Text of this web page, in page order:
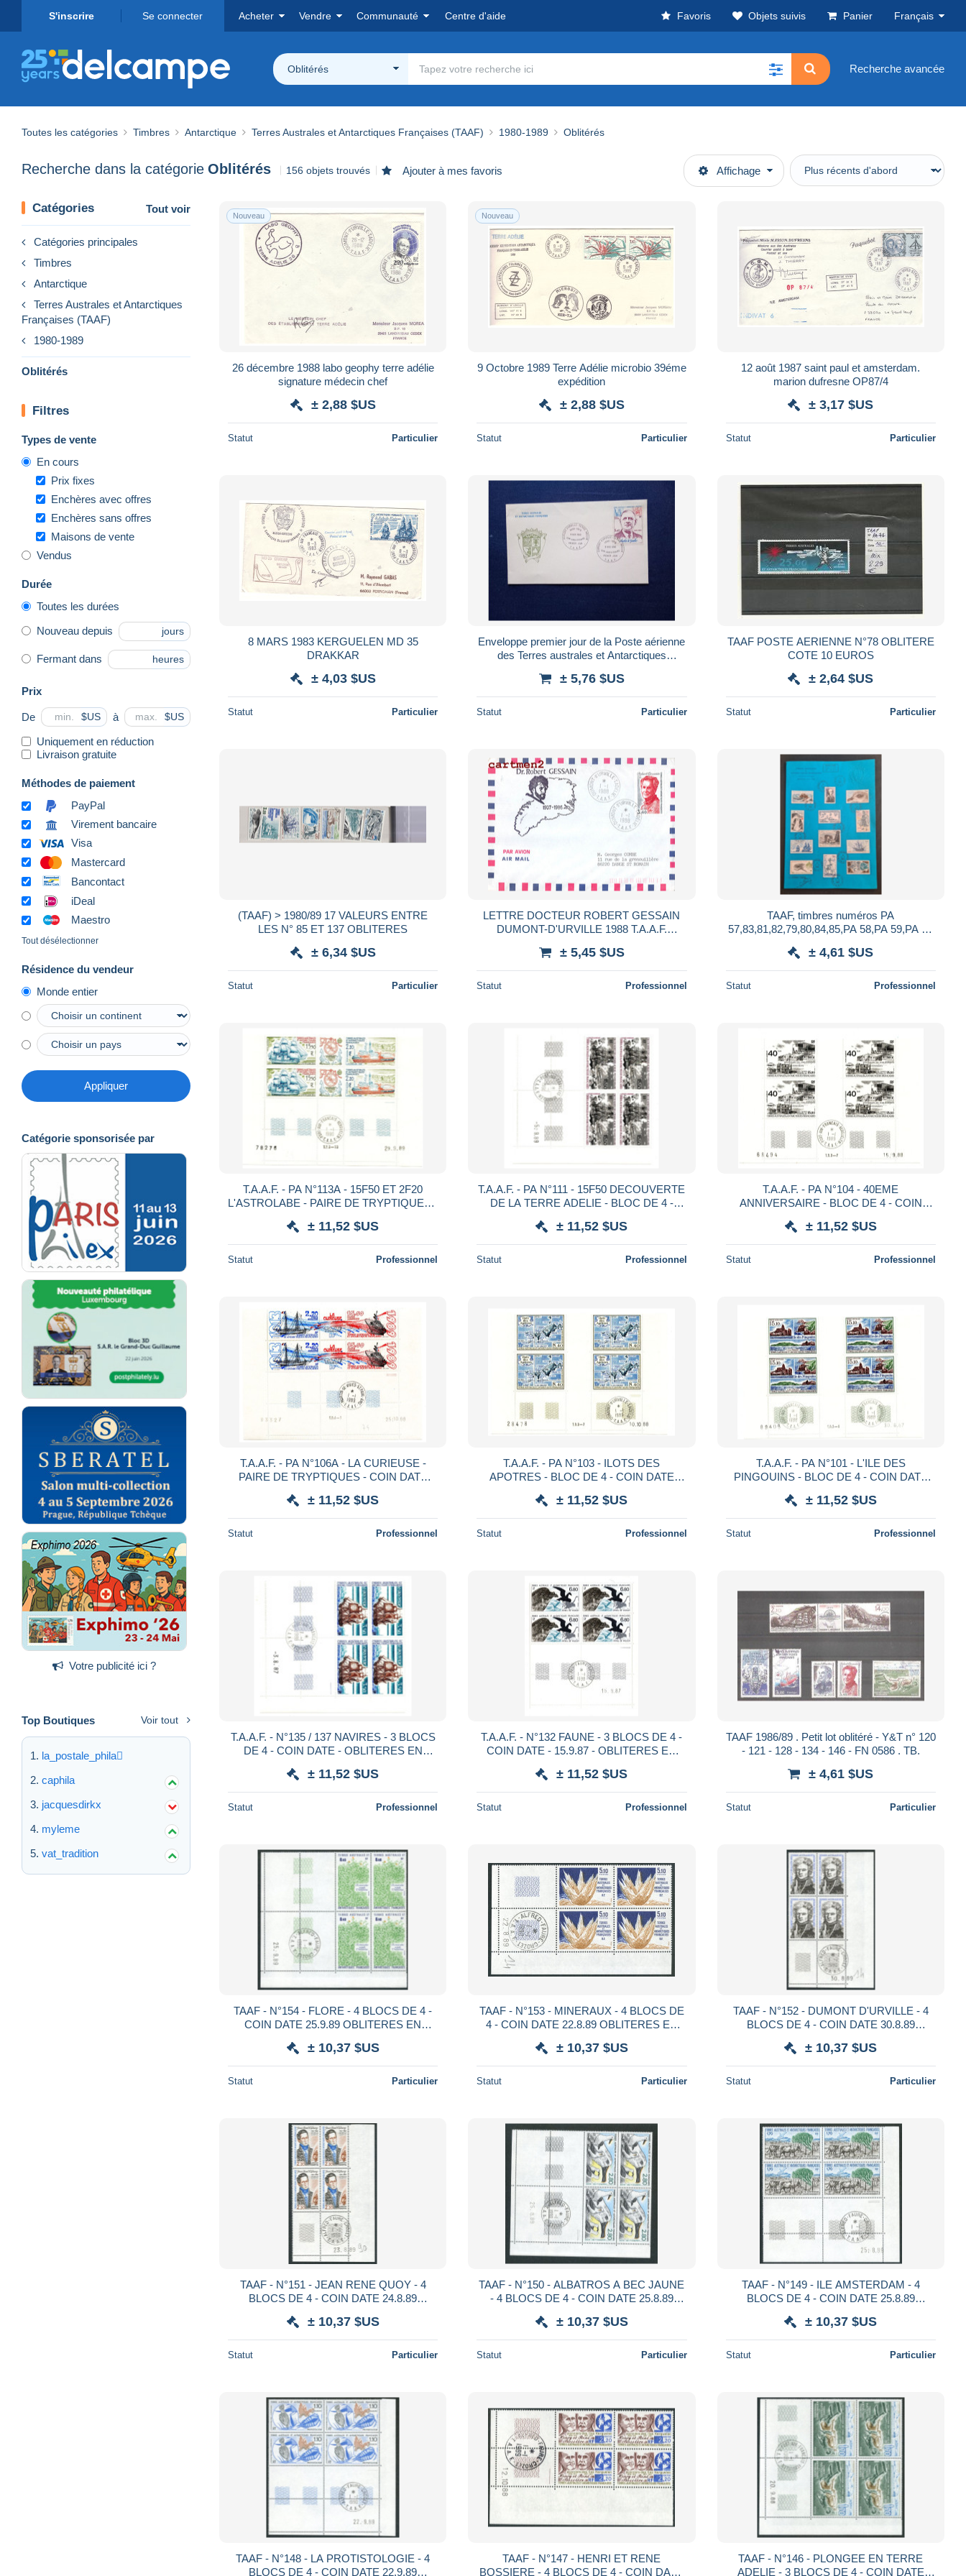
S'inscrire Se connecter Acheter Vendre Communauté Centre d'aide Favoris Objets suivis Panier Français
Oblitérés Recherche avancée
Toutes les catégories Timbres Antarctique Terres Australes et Antarctiques Françaises (TAAF) 1980-1989 Oblitérés
Recherche dans la catégorie Oblitérés 156 objets trouvés Ajouter à mes favoris Affichage
Catégories Tout voir
Catégories principales
Timbres
Antarctique
Terres Australes et Antarctiques
Françaises (TAAF)
1980-1989
Oblitérés
Filtres
Types de vente
En cours
Prix fixes
Enchères avec offres
Enchères sans offres
Maisons de vente
Vendus
Durée
Toutes les durées
Nouveau depuis jours
Fermant dans heures
Prix
De $US à $US
Uniquement en réduction
Livraison gratuite
Méthodes de paiement
PayPal
Virement bancaire
Visa
Mastercard
Bancontact
iDeal
Maestro
Tout désélectionner
Résidence du vendeur
Monde entier
Appliquer
Catégorie sponsorisée par
Votre publicité ici ?
Top Boutiques Voir tout
la_postale_phila
caphila
jacquesdirkx
myleme
vat_tradition
Nouveau
26 décembre 1988 labo geophy terre adélie
signature médecin chef
± 2,88 $US
Statut Particulier
Nouveau
9 Octobre 1989 Terre Adélie microbio 39éme
expédition
± 2,88 $US
Statut Particulier
12 août 1987 saint paul et amsterdam.
marion dufresne OP87/4
± 3,17 $US
Statut Particulier
8 MARS 1983 KERGUELEN MD 35
DRAKKAR
± 4,03 $US
Statut Particulier
Enveloppe premier jour de la Poste aérienne
des Terres australes et Antarctiques
± 5,76 $US
Statut Particulier
TAAF POSTE AERIENNE N°78 OBLITERE
COTE 10 EUROS
± 2,64 $US
Statut Particulier
(TAAF) > 1980/89 17 VALEURS ENTRE
LES N° 85 ET 137 OBLITERES
± 6,34 $US
Statut Particulier
LETTRE DOCTEUR ROBERT GESSAIN
DUMONT-D'URVILLE 1988 T.A.A.F.
COMBE
± 5,45 $US
Statut Professionnel
TAAF, timbres numéros PA
57,83,81,82,79,80,84,85,PA 58,PA 59,PA 60
± 4,61 $US
Statut Professionnel
T.A.A.F. - PA N°113A - 15F50 ET 2F20
L'ASTROLABE - PAIRE DE TRYPTIQUES -
MARGE
± 11,52 $US
Statut Professionnel
T.A.A.F. - PA N°111 - 15F50 DECOUVERTE
DE LA TERRE ADELIE - BLOC DE 4 -
MARGE
± 11,52 $US
Statut Professionnel
T.A.A.F. - PA N°104 - 40EME
ANNIVERSAIRE - BLOC DE 4 - COIN
± 11,52 $US
Statut Professionnel
T.A.A.F. - PA N°106A - LA CURIEUSE -
PAIRE DE TRYPTIQUES - COIN DATE
± 11,52 $US
Statut Professionnel
T.A.A.F. - PA N°103 - ILOTS DES
APOTRES - BLOC DE 4 - COIN DATE
± 11,52 $US
Statut Professionnel
T.A.A.F. - PA N°101 - L'ILE DES
PINGOUINS - BLOC DE 4 - COIN DATE
± 11,52 $US
Statut Professionnel
T.A.A.F. - N°135 / 137 NAVIRES - 3 BLOCS
DE 4 - COIN DATE - OBLITERES EN
± 11,52 $US
Statut Professionnel
T.A.A.F. - N°132 FAUNE - 3 BLOCS DE 4 -
COIN DATE - 15.9.87 - OBLITERES EN
± 11,52 $US
Statut Professionnel
TAAF 1986/89 . Petit lot oblitéré - Y&T n° 120
- 121 - 128 - 134 - 146 - FN 0586 . TB.
± 4,61 $US
Statut Particulier
TAAF - N°154 - FLORE - 4 BLOCS DE 4 -
COIN DATE 25.9.89 OBLITERES EN
± 10,37 $US
Statut Particulier
TAAF - N°153 - MINERAUX - 4 BLOCS DE
4 - COIN DATE 22.8.89 OBLITERES EN
± 10,37 $US
Statut Particulier
TAAF - N°152 - DUMONT D'URVILLE - 4
BLOCS DE 4 - COIN DATE 30.8.89
± 10,37 $US
Statut Particulier
TAAF - N°151 - JEAN RENE QUOY - 4
BLOCS DE 4 - COIN DATE 24.8.89
± 10,37 $US
Statut Particulier
TAAF - N°150 - ALBATROS A BEC JAUNE
- 4 BLOCS DE 4 - COIN DATE 25.8.89
± 10,37 $US
Statut Particulier
TAAF - N°149 - ILE AMSTERDAM - 4
BLOCS DE 4 - COIN DATE 25.8.89
± 10,37 $US
Statut Particulier
TAAF - N°148 - LA PROTISTOLOGIE - 4
BLOCS DE 4 - COIN DATE 22.9.89
TAAF - N°147 - HENRI ET RENE
BOSSIERE - 4 BLOCS DE 4 - COIN DATE
TAAF - N°146 - PLONGEE EN TERRE
ADELIE - 3 BLOCS DE 4 - COIN DATE